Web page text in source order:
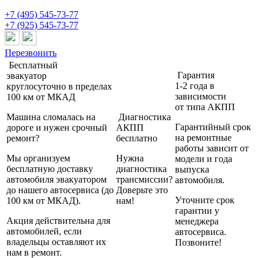
+7 (495) 545-73-77
+7 (925) 545-73-77
Перезвонить
Бесплатный
эвакуатор
круглосуточно в пределах
100 км от МКАД
Машина сломалась на
дороге и нужен срочный
ремонт?
Мы организуем
бесплатную доставку
автомобиля эвакуатором
до нашего автосервиса (до
100 км от МКАД).
Акция действительна для
автомобилей, если
владельцы оставляют их
нам в ремонт.
Диагностика
АКПП
бесплатно
Нужна
диагностика
трансмиссии?
Доверьте это
нам!
Гарантия
1-2 года в
зависимости
от типа АКПП
Гарантийный срок
на ремонтные
работы зависит от
модели и года
выпуска
автомобиля.
Уточните срок
гарантии у
менеджера
автосервиса.
Позвоните!